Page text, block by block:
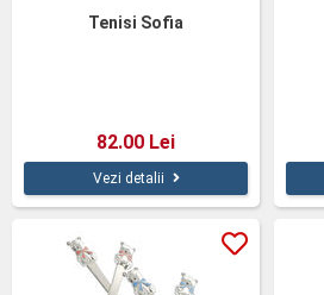
Tenisi Sofia
82.00 Lei
Vezi detalii